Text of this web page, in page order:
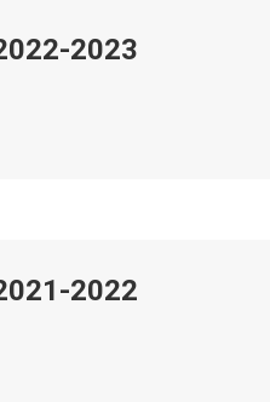
2023
2022